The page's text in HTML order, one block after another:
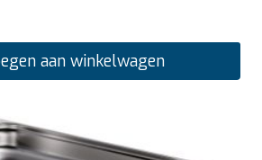
aan winkelwagen